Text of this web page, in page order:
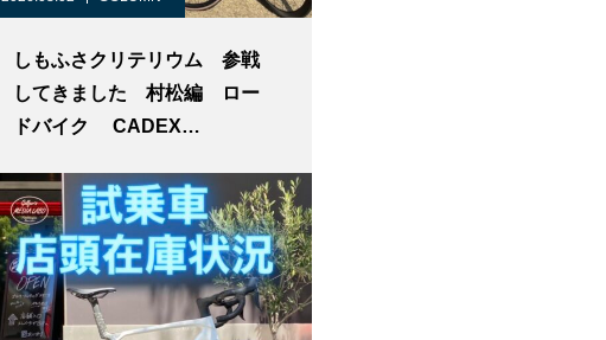
しもふさクリテリウム 参戦
してきました 村松編 ロー
ドバイク CADEX
イクショップ